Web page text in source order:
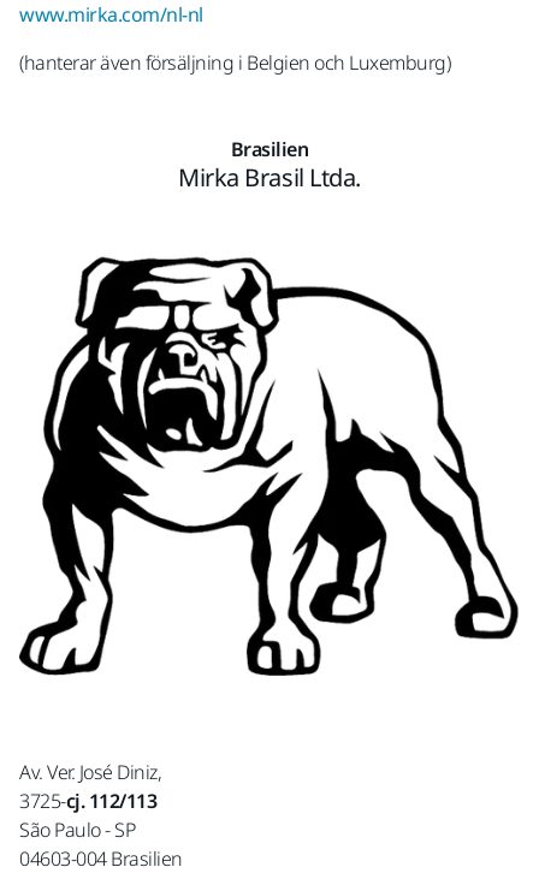
www.mirka.com/nl-nl
(hanterar även försäljning i Belgien och Luxemburg)
Brasilien
Mirka Brasil Ltda.
Av. Ver. José Diniz,
3725-cj. 112/113
São Paulo - SP
04603-004 Brasilien